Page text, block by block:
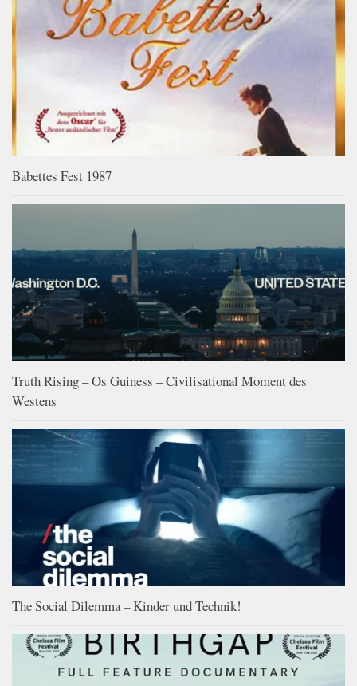
Babettes Fest 1987
Truth Rising – Os Guiness – Civilisational Moment des
Westens
The Social Dilemma – Kinder und Technik!